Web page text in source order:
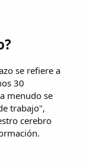
se refiere a
30
menudo se
trabajo",
cerebro